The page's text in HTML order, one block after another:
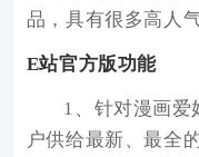
品，具有很多高人
E站官方版功能
1、针对漫画爱
户供给最新、最全